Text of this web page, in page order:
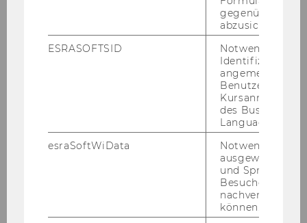
Kun­dIn­nen pro­fi­tie­ren in ers­ter Linie von
den up­ge­cy­cel­ten, hand­ge­fer­tig­ten und in­di­
vi­du­el­len Pro­duk­ten und er­lan­gen durch die
Un­ter­stüt­zung eines Be­triebs ein „gutes Ge­
Zudem haben sie durch Ga­ba­ra­ge die
Mög­lich­keit, ein Zei­chen gegen die Weg­werf­
ge­sell­schaft zu set­zen und hin­sicht­lich ihres
Ins­ge­samt han­delt es sich bei Ga­ba­ra­ge in
ers­ter Linie um ein ge­lun­ge­nes Ge­schäft,
wel­ches wirt­schaft­li­che mit so­zia­len und
öko­lo­gi­schen Zie­len gut ver­bin­det.
gegenüber
abzusichern.
ESRASOFTSID
Notwendig zur
Identifizierung
angemeldeten
Benutzers im
des Business
Language
esraSoftWiData
Notwendig um
ausgewählte
und
Besuchers
nachverfolgen
können.